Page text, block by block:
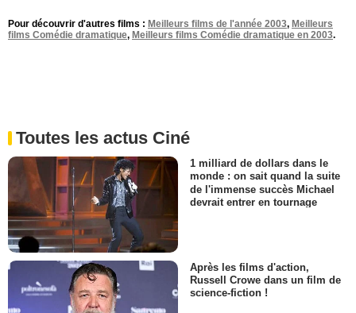
Pour découvrir d'autres films : Meilleurs films de l'année 2003, Meilleurs
films Comédie dramatique, Meilleurs films Comédie dramatique en 2003.
Toutes les actus Ciné
1 milliard de dollars dans le
monde : on sait quand la suite
de l'immense succès Michael
devrait entrer en tournage
Après les films d'action,
Russell Crowe dans un film de
science-fiction !